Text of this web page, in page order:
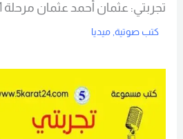
تجربتي: عثمان أحمد عثمان مرحلة 1
كتب صوتية, ميديا